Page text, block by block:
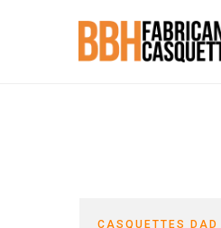
CASQUETTES DAD